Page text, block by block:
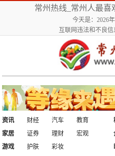
常州热线_常州人最喜
今天是：2026
互联网违法和不良
资讯 财经 汽车
教育
家居
证券 理财 宏观
游戏
护肤
彩妆